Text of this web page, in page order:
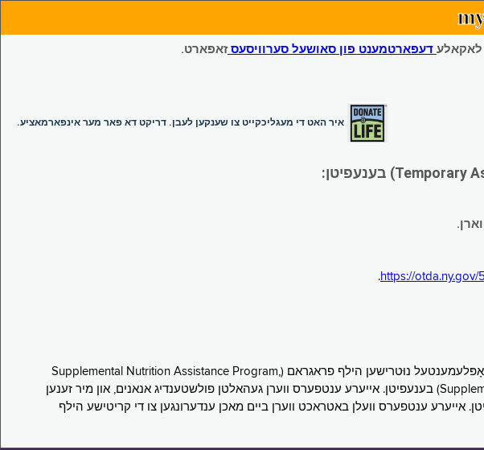
לאקאלע דעפארטמענט פון סאושעל סערוויסעסזאפארט.
איר האט די מעגליכקייט צו שענקען לעבן. דריקט דא פאר מער אינפארמאציע.
https://otda.ny.gov/
.
די סורוועי פארבעט ניו יארקער צו מיטטיילן זייערע ערפארונגען ביים אפּלייען פאר און/אדער פארזעצן צו באקומען סאָפּלעמענטעל נוּטרישען הילף פראגראם (Supplemental Nutrition Assistance Program,
SNAP), פובליק הילף (Public Assistance, PA) און סאָפּלעמענטעל סעקיוריטי אינקאָם (Supplemental Security Income, SSI) בענעפיטן. אייערע ענטפערס ווערן געהאלטן פולשטענדיג אנאנים, און מיר זענען
אייערע ענטפערס וועלן באטראכט ווערן ביים מאכן ענדערונגען צו די קריטישע הילף